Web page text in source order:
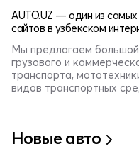
AUTO.UZ — один из
сайтов в узбекском
Мы предлагаем
грузового и
транспорта,
видов транспортных
Новые авто